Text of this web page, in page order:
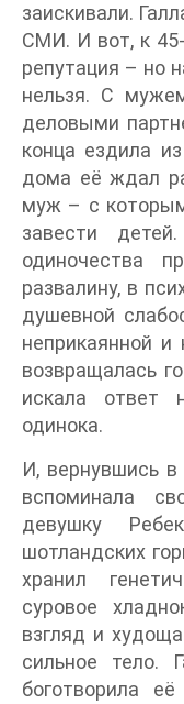
заискивали.
СМИ. И вот, к
репутация – но
нельзя. С
деловыми
конца ездила
дома её ждал
муж – с
завести
одиночества
развалину, в
душевной
неприкаянной
возвращалась
искала ответ
одинока.
И, вернувшись
вспоминала
девушку
шотландских
хранил
суровое
взгляд и
сильное тело.
боготворила